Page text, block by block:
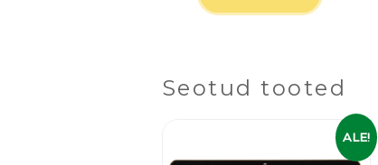
Seotud tooted
ALE!
oli:
Praegune
hind
on: